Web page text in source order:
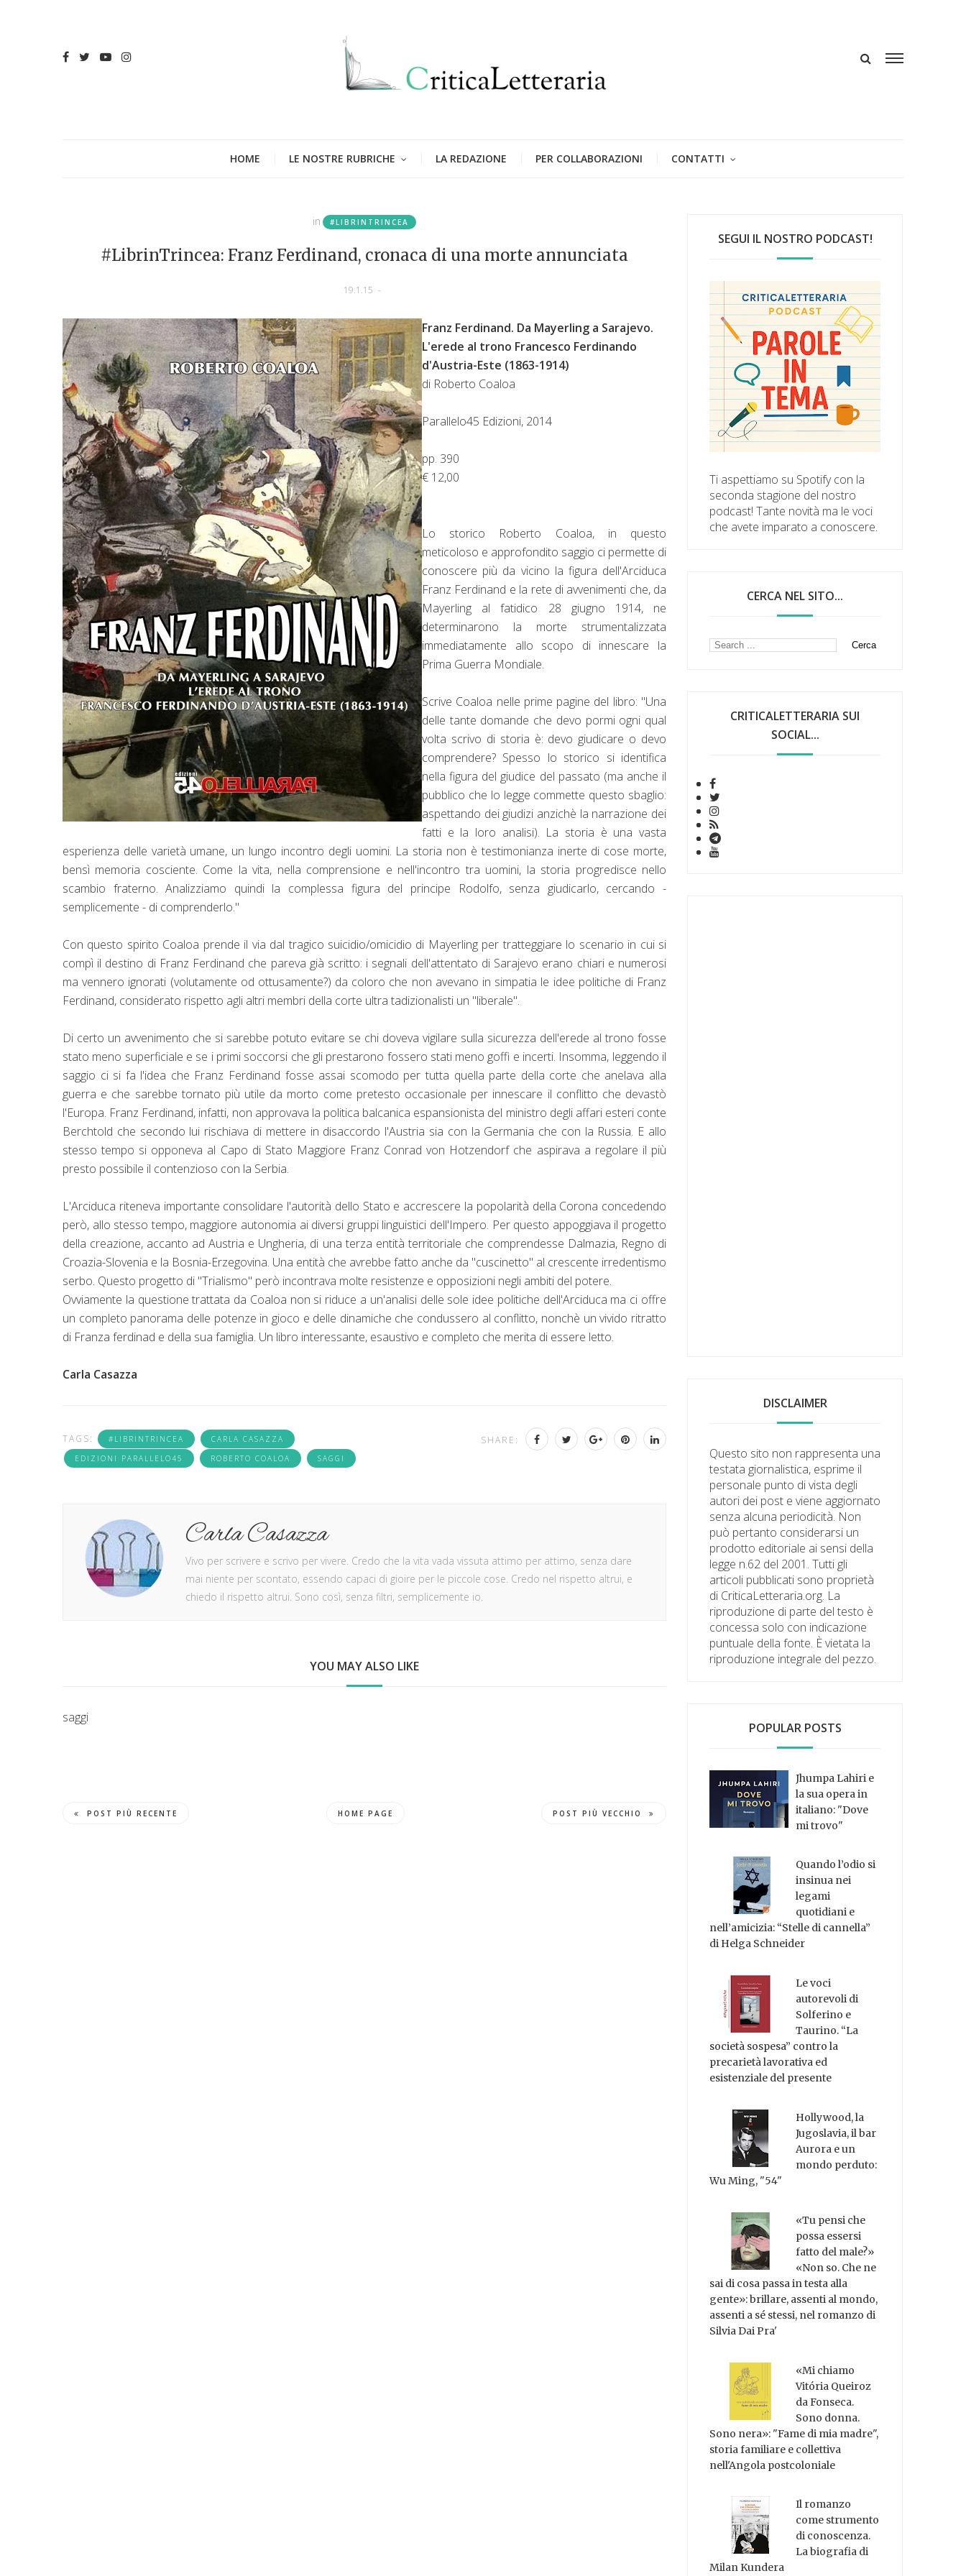
HOME LE NOSTRE RUBRICHE LA REDAZIONE PER COLLABORAZIONI CONTATTI
in #LIBRINTRINCEA
#LibrinTrincea: Franz Ferdinand, cronaca di una morte annunciata
19.1.15 -
Franz Ferdinand. Da Mayerling a Sarajevo.
L'erede al trono Francesco Ferdinando
d'Austria-Este (1863-1914)
di Roberto Coaloa
Parallelo45 Edizioni, 2014
pp. 390
€ 12,00
Lo storico Roberto Coaloa, in questo
meticoloso e approfondito saggio ci permette di
conoscere più da vicino la figura dell'Arciduca
Franz Ferdinand e la rete di avvenimenti che, da
Mayerling al fatidico 28 giugno 1914, ne
determinarono la morte strumentalizzata
immediatamente allo scopo di innescare la
Prima Guerra Mondiale.
Scrive Coaloa nelle prime pagine del libro: "Una
delle tante domande che devo pormi ogni qual
volta scrivo di storia è: devo giudicare o devo
comprendere? Spesso lo storico si identifica
nella figura del giudice del passato (ma anche il
pubblico che lo legge commette questo sbaglio:
aspettando dei giudizi anzichè la narrazione dei
fatti e la loro analisi). La storia è una vasta
esperienza delle varietà umane, un lungo incontro degli uomini. La storia non è testimonianza inerte di cose morte,
bensì memoria cosciente. Come la vita, nella comprensione e nell'incontro tra uomini, la storia progredisce nello
scambio fraterno. Analizziamo quindi la complessa figura del principe Rodolfo, senza giudicarlo, cercando -
semplicemente - di comprenderlo."
Con questo spirito Coaloa prende il via dal tragico suicidio/omicidio di Mayerling per tratteggiare lo scenario in cui si
compì il destino di Franz Ferdinand che pareva già scritto: i segnali dell'attentato di Sarajevo erano chiari e numerosi
ma vennero ignorati (volutamente od ottusamente?) da coloro che non avevano in simpatia le idee politiche di Franz
Ferdinand, considerato rispetto agli altri membri della corte ultra tadizionalisti un "liberale".
Di certo un avvenimento che si sarebbe potuto evitare se chi doveva vigilare sulla sicurezza dell'erede al trono fosse
stato meno superficiale e se i primi soccorsi che gli prestarono fossero stati meno goffi e incerti. Insomma, leggendo il
saggio ci si fa l'idea che Franz Ferdinand fosse assai scomodo per tutta quella parte della corte che anelava alla
guerra e che sarebbe tornato più utile da morto come pretesto occasionale per innescare il conflitto che devastò
l'Europa. Franz Ferdinand, infatti, non approvava la politica balcanica espansionista del ministro degli affari esteri conte
Berchtold che secondo lui rischiava di mettere in disaccordo l'Austria sia con la Germania che con la Russia. E allo
stesso tempo si opponeva al Capo di Stato Maggiore Franz Conrad von Hotzendorf che aspirava a regolare il più
presto possibile il contenzioso con la Serbia.
L'Arciduca riteneva importante consolidare l'autorità dello Stato e accrescere la popolarità della Corona concedendo
però, allo stesso tempo, maggiore autonomia ai diversi gruppi linguistici dell'Impero. Per questo appoggiava il progetto
della creazione, accanto ad Austria e Ungheria, di una terza entità territoriale che comprendesse Dalmazia, Regno di
Croazia-Slovenia e la Bosnia-Erzegovina. Una entità che avrebbe fatto anche da "cuscinetto" al crescente irredentismo
serbo. Questo progetto di "Trialismo" però incontrava molte resistenze e opposizioni negli ambiti del potere.
Ovviamente la questione trattata da Coaloa non si riduce a un'analisi delle sole idee politiche dell'Arciduca ma ci offre
un completo panorama delle potenze in gioco e delle dinamiche che condussero al conflitto, nonchè un vivido ritratto
di Franza ferdinad e della sua famiglia. Un libro interessante, esaustivo e completo che merita di essere letto.
Carla Casazza
TAGS: #LIBRINTRINCEA
CARLA CASAZZA
EDIZIONI PARALLELO45
ROBERTO COALOA SAGGI
SHARE:
Carla Casazza
Vivo per scrivere e scrivo per vivere. Credo che la vita vada vissuta attimo per attimo, senza dare
mai niente per scontato, essendo capaci di gioire per le piccole cose. Credo nel rispetto altrui, e
chiedo il rispetto altrui. Sono così, senza filtri, semplicemente io.
YOU MAY ALSO LIKE
saggi
POST PIÙ RECENTE HOME PAGE POST PIÙ VECCHIO
SEGUI IL NOSTRO PODCAST!
Ti aspettiamo su Spotify con la
seconda stagione del nostro
podcast! Tante novità ma le voci
che avete imparato a conoscere.
CERCA NEL SITO...
CRITICALETTERARIA SUI
SOCIAL...
DISCLAIMER
Questo sito non rappresenta una
testata giornalistica, esprime il
personale punto di vista degli
autori dei post e viene aggiornato
senza alcuna periodicità. Non
può pertanto considerarsi un
prodotto editoriale ai sensi della
legge n.62 del 2001. Tutti gli
articoli pubblicati sono proprietà
di CriticaLetteraria.org. La
riproduzione di parte del testo è
concessa solo con indicazione
puntuale della fonte. È vietata la
riproduzione integrale del pezzo.
POPULAR POSTS
Jhumpa Lahiri e
la sua opera in
italiano: "Dove
mi trovo"
Quando l’odio si
insinua nei
legami
quotidiani e
nell’amicizia: “Stelle di cannella”
di Helga Schneider
Le voci
autorevoli di
Solferino e
Taurino. “La
società sospesa” contro la
precarietà lavorativa ed
esistenziale del presente
Hollywood, la
Jugoslavia, il bar
Aurora e un
mondo perduto:
Wu Ming, "54"
«Tu pensi che
possa essersi
fatto del male?»
«Non so. Che ne
sai di cosa passa in testa alla
gente»: brillare, assenti al mondo,
assenti a sé stessi, nel romanzo di
Silvia Dai Pra'
«Mi chiamo
Vitória Queiroz
da Fonseca.
Sono donna.
Sono nera»: "Fame di mia madre",
storia familiare e collettiva
nell'Angola postcoloniale
Il romanzo
come strumento
di conoscenza.
La biografia di
Milan Kundera